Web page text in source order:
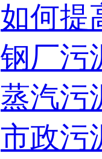
如何提
钢厂污
蒸汽污
市政污